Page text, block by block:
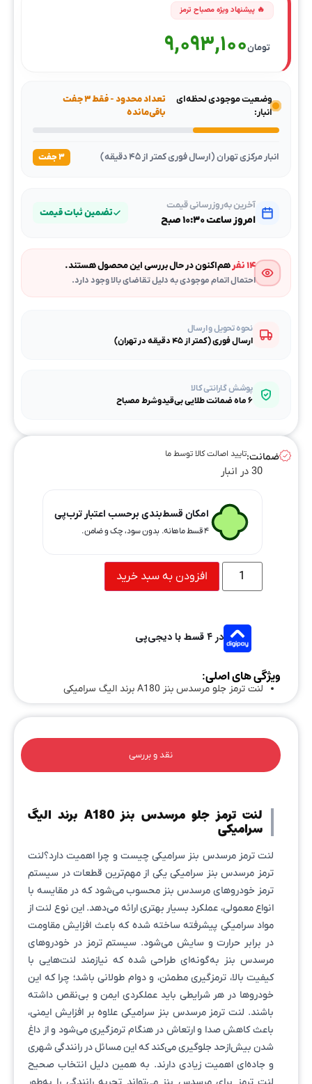
تومان9,093,100
وضعیت موجودی لحظه‌ای
انبار:
تعداد محدود - فقط ۳ جفت
باقی‌مانده
انبار مرکزی تهران (ارسال فوری کمتر از ۴۵ دقیقه) ۳ جفت
آخرین به‌روزرسانی قیمت
امروز ساعت ۱۰:۳۰ صبح
تضمین ثبات قیمت
۱۴ نفر هم‌اکنون در حال بررسی این محصول هستند.
احتمال اتمام موجودی به دلیل تقاضای بالا وجود دارد.
نحوه تحویل و ارسال
ارسال فوری (کمتر از ۴۵ دقیقه در تهران)
پوشش گارانتی کالا
۶ ماه ضمانت طلایی بی‌قیدوشرط مصباح
ضمانت:تایید اصالت کالا توسط ما
30 در انبار
امکان قسط‌بندی برحسب اعتبار ترب‌پی
۴ قسط ماهانه. بدون سود، چک و ضامن.
افزودن به سبد خرید
در ۴ قسط با دیجی‌پی
ویژگی های اصلی:
لنت ترمز جلو مرسدس بنز A180 برند الیگ سرامیکی
نقد و بررسی
لنت ترمز جلو مرسدس بنز A180 برند الیگ
سرامیکی
لنت ترمز مرسدس بنز سرامیکی چیست و چرا اهمیت دارد؟لنت
ترمز مرسدس بنز سرامیکی یکی از مهم‌ترین قطعات در سیستم
ترمز خودروهای مرسدس بنز محسوب می‌شود که در مقایسه با
انواع معمولی، عملکرد بسیار بهتری ارائه می‌دهد. این نوع لنت از
مواد سرامیکی پیشرفته ساخته شده که باعث افزایش مقاومت
در برابر حرارت و سایش می‌شود. سیستم ترمز در خودروهای
مرسدس بنز به‌گونه‌ای طراحی شده که نیازمند لنت‌هایی با
کیفیت بالا، ترمزگیری مطمئن، و دوام طولانی باشد؛ چرا که این
خودروها در هر شرایطی باید عملکردی ایمن و بی‌نقص داشته
باشند. لنت ترمز مرسدس بنز سرامیکی علاوه بر افزایش ایمنی،
باعث کاهش صدا و ارتعاش در هنگام ترمزگیری می‌شود و از داغ
شدن بیش‌ازحد جلوگیری می‌کند که این مسائل در رانندگی شهری
و جاده‌ای اهمیت زیادی دارند. به همین دلیل انتخاب صحیح